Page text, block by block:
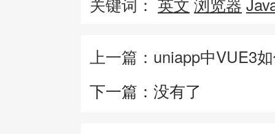
关键词： 英文 浏览器
上一篇：uniapp中VUE3
下一篇：没有了